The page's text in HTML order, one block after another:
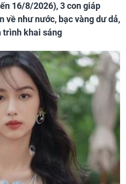
16/8/2026), 3 con giáp
về như nước, bạc vàng dư dả,
trình khai sáng